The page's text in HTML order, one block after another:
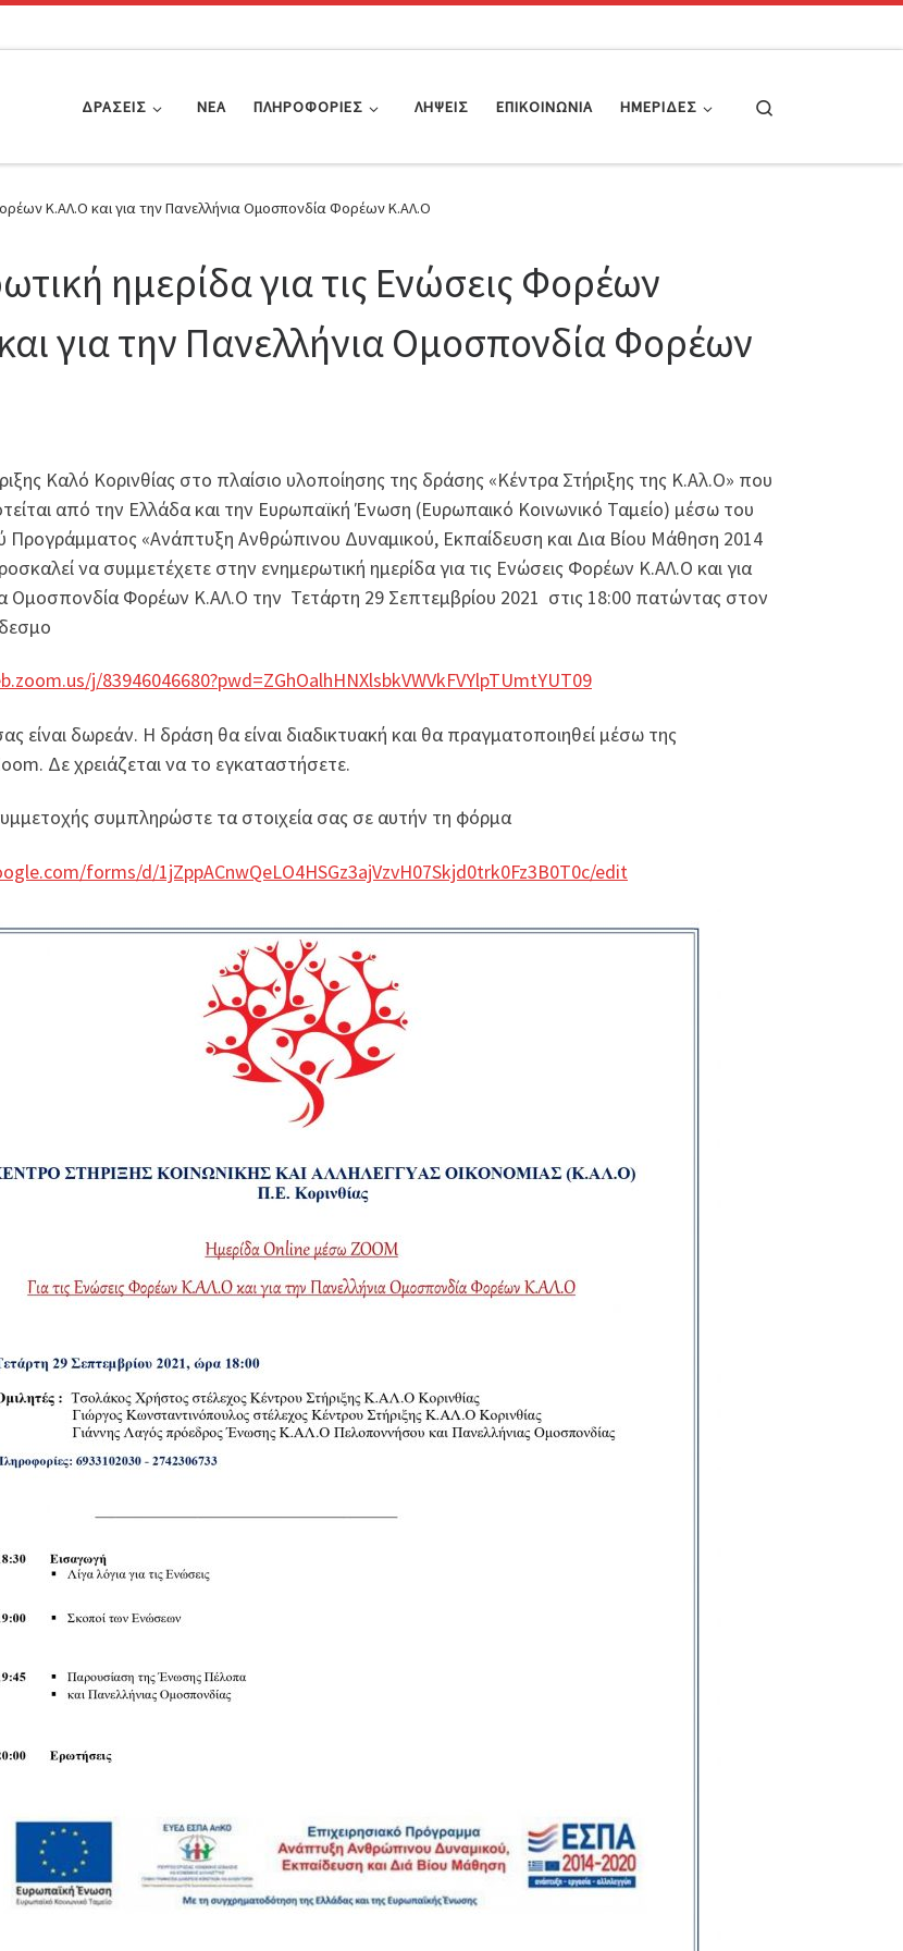
ΔΡΆΣΕΙΣ ΝΈΑ ΠΛΗΡΟΦΟΡΊΕΣ ΛΉΨΕΙΣ ΕΠΙΚΟΙΝΩΝΊΑ ΗΜΕΡΊΔΕΣ
Κ.ΑΛ.Ο και για την Πανελλήνια Ομοσπονδία Φορέων Κ.ΑΛ.O
ημερίδα για τις Ενώσεις Φορέων
για την Πανελλήνια Ομοσπονδία Φορέων
Καλό Κορινθίας στο πλαίσιο υλοποίησης της δράσης «Κέντρα Στήριξης της Κ.Αλ.Ο» που
από την Ελλάδα και την Ευρωπαϊκή Ένωση (Ευρωπαικό Κοινωνικό Ταμείο) μέσω του
Προγράμματος «Ανάπτυξη Ανθρώπινου Δυναμικού, Εκπαίδευση και Δια Βίου Μάθηση 2014
να συμμετέχετε στην ενημερωτική ημερίδα για τις Ενώσεις Φορέων Κ.ΑΛ.Ο και για
Ομοσπονδία Φορέων Κ.ΑΛ.O την Τετάρτη 29 Σεπτεμβρίου 2021 στις 18:00 πατώντας στον
j/83946046680?pwd=ZGhOalhHNXlsbkVWVkFVYlpTUmtYUT09
είναι δωρεάν. Η δράση θα είναι διαδικτυακή και θα πραγματοποιηθεί μέσω της
Δε χρειάζεται να το εγκαταστήσετε.
συμπληρώστε τα στοιχεία σας σε αυτήν τη φόρμα
forms/d/1jZppACnwQeLO4HSGz3ajVzvH07Skjd0trk0Fz3B0T0c/edit